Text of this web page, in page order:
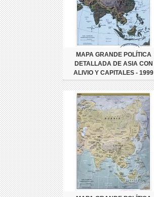
MAPA GRANDE POLÍTICA
DETALLADA DE ASIA CON
ALIVIO Y CAPITALES - 1999